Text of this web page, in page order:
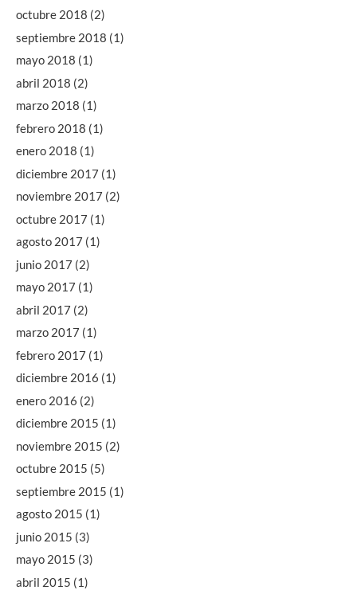
octubre 2018 (2)
septiembre 2018 (1)
mayo 2018 (1)
abril 2018 (2)
marzo 2018 (1)
febrero 2018 (1)
enero 2018 (1)
diciembre 2017 (1)
noviembre 2017 (2)
octubre 2017 (1)
agosto 2017 (1)
junio 2017 (2)
mayo 2017 (1)
abril 2017 (2)
marzo 2017 (1)
febrero 2017 (1)
diciembre 2016 (1)
enero 2016 (2)
diciembre 2015 (1)
noviembre 2015 (2)
octubre 2015 (5)
septiembre 2015 (1)
agosto 2015 (1)
junio 2015 (3)
mayo 2015 (3)
abril 2015 (1)